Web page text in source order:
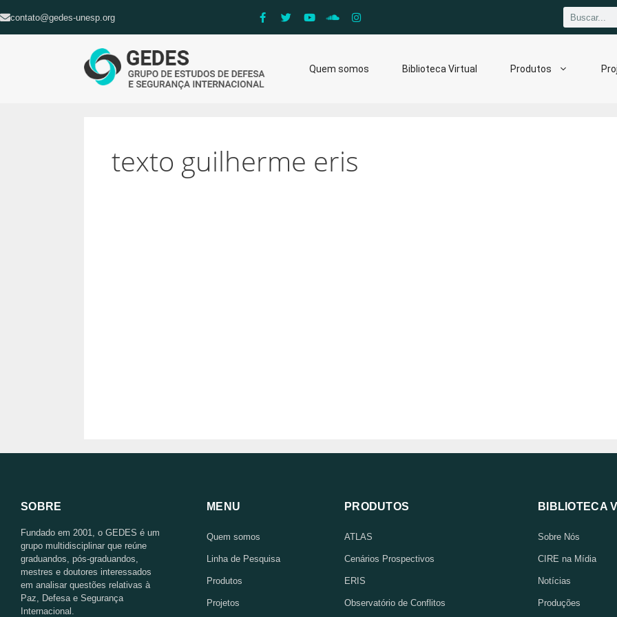
contato@gedes-unesp.org
Quem somos Biblioteca Virtual Produtos
texto guilherme eris
SOBRE
Fundado em 2001, o GEDES é um
grupo multidisciplinar que reúne
graduandos, pós-graduandos,
mestres e doutores interessados
em analisar questões relativas à
Paz, Defesa e Segurança
Internacional.
MENU
Quem somos
Linha de Pesquisa
Produtos
Projetos
PRODUTOS
ATLAS
Cenários Prospectivos
ERIS
Observatório de Conflitos
BIBLIOTECA
Sobre Nós
CIRE na Mídia
Notícias
Produções